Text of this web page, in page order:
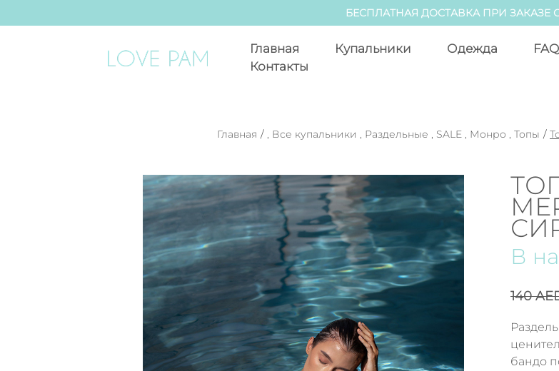
БЕСПЛАТНАЯ ДОСТАВКА ПРИ ЗАКАЗЕ
Главная Купальники Одежда
FAQ
Контакты
Главная / , Все купальники , Раздельные , SALE , Монро , Топы /
В
140
бандо